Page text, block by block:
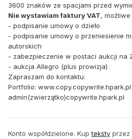
3600 znaków ze spacjami przed
Nie wystawiam faktury VAT, możliwe
- podpisanie umowy o dzieło
- podpisanie umowy o przeniesienie
autorskich
- zabezpieczenie w postaci aukcji na
- aukcja Allegro (plus prowizja)
Zapraszam do kontaktu:
Portfolio: www.copy.copywrite.hpark.pl
admin(zwierzątko)copywrite.hpark.pl
Konto współdzielone. Kupteksty przez